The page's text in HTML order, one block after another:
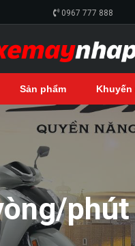
0967 777 888
Sản phẩm Khuyến
phút